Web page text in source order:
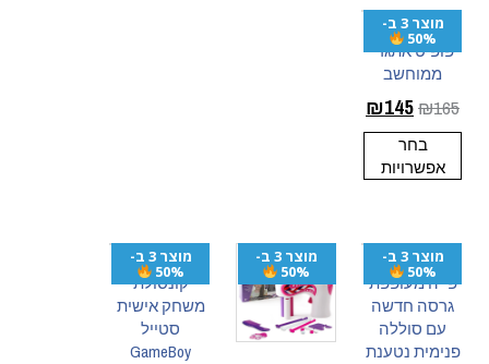
מוצר 3 ב-
50%
פופיט אתגרי
ממוחשב
₪165
₪145
בחר
אפשרויות
מוצר 3 ב-
50%
פייה מעופפת
גרסה חדשה
עם סוללה
פנימית נטענת
מוצר 3 ב-
50%
מוצר 3 ב-
50%
קונסולת
משחק אישית
סטייל
GameBoy